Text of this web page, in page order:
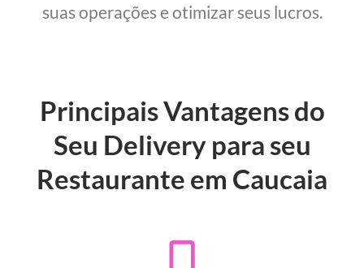
suas operações e otimizar seus lucros.
Principais Vantagens do
Seu Delivery para seu
Restaurante em Caucaia